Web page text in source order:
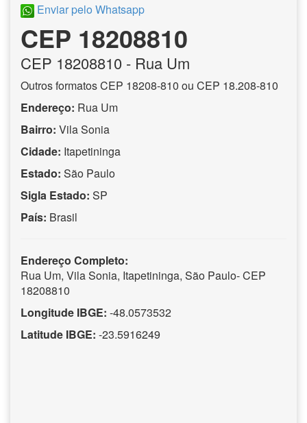
Enviar pelo Whatsapp
CEP 18208810
CEP 18208810 - Rua Um
Outros formatos CEP 18208-810 ou CEP 18.208-810
Endereço: Rua Um
Bairro: Vila Sonia
Cidade: Itapetininga
Estado: São Paulo
Sigla Estado: SP
País: Brasil
Endereço Completo:
Rua Um, Vila Sonia, Itapetininga, São Paulo- CEP
18208810
Longitude IBGE: -48.0573532
Latitude IBGE: -23.5916249